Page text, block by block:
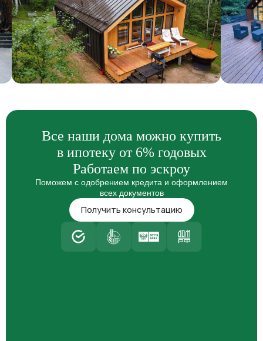
Все наши дома можно купить
в ипотеку от 6% годовых
Работаем по эскроу
Поможем с одобрением кредита и оформлением
всех документов
Получить консультацию